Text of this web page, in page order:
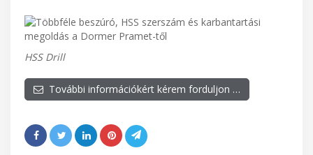
HSS Drill
További információkért kérem forduljon …